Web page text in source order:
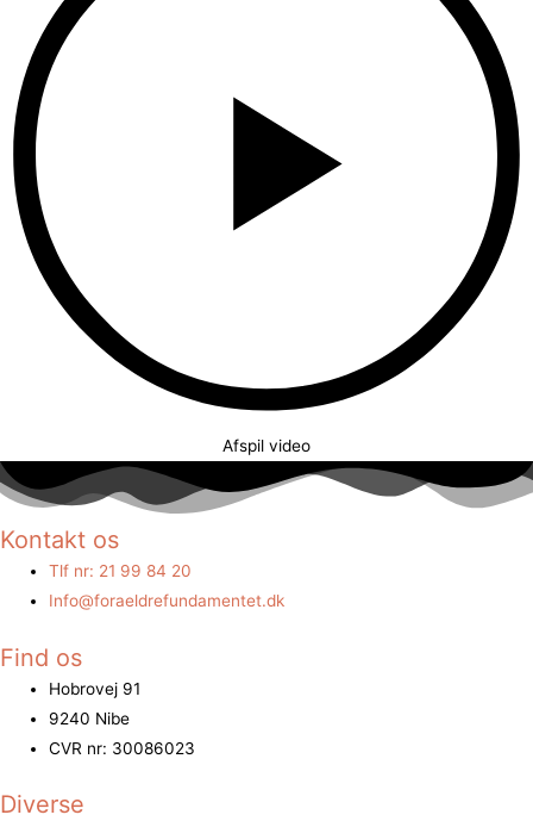
Afspil video
Kontakt os
Tlf nr: 21 99 84 20
Info@foraeldrefundamentet.dk
Find os
Hobrovej 91
9240 Nibe
CVR nr: 30086023
Diverse